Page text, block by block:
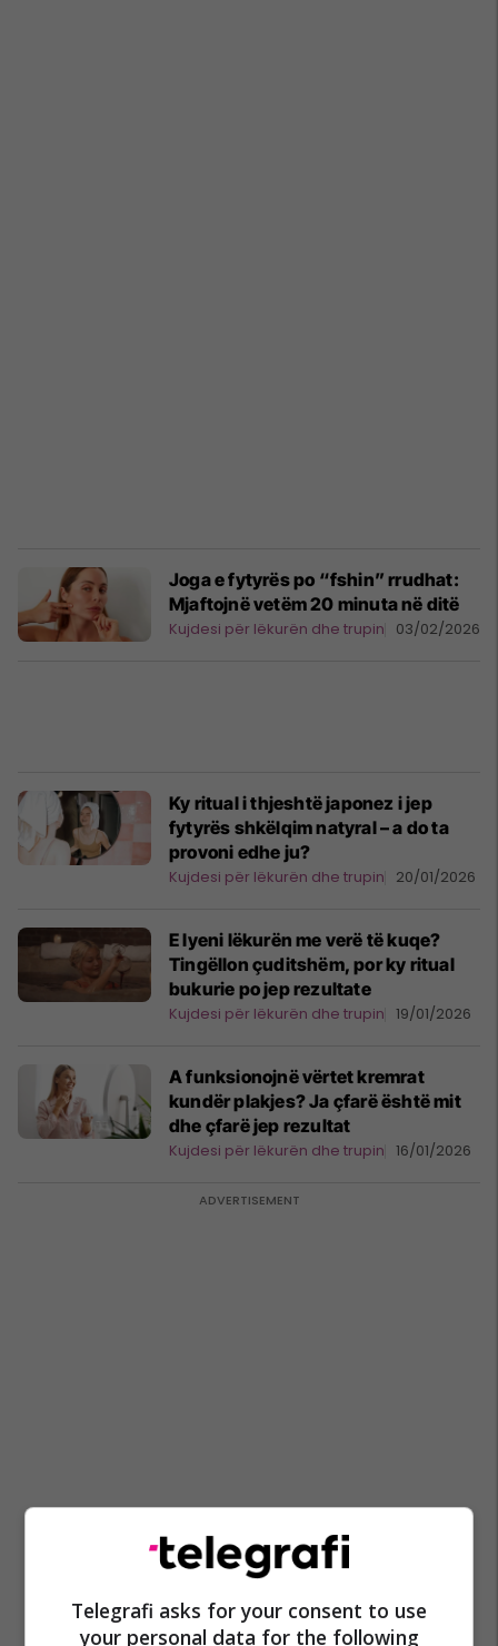
Joga e fytyrës po “fshin” rrudhat:
Mjaftojnë vetëm 20 minuta në ditë
Kujdesi për lëkurën dhe trupin 03/02/2026
Ky ritual i thjeshtë japonez i jep
fytyrës shkëlqim natyral – a do ta
provoni edhe ju?
Kujdesi për lëkurën dhe trupin 20/01/2026
E lyeni lëkurën me verë të kuqe?
Tingëllon çuditshëm, por ky ritual
bukurie po jep rezultate
Kujdesi për lëkurën dhe trupin 19/01/2026
A funksionojnë vërtet kremrat
kundër plakjes? Ja çfarë është mit
dhe çfarë jep rezultat
Kujdesi për lëkurën dhe trupin 16/01/2026
Telegrafi asks for your consent to use
your personal data for the following